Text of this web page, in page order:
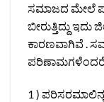
ಸಮಾಜದ ಮೇಲೆ
ಬೀರುತ್ತಿದ್ದು
ಕಾರಣವಾಗಿವೆ .
1 )